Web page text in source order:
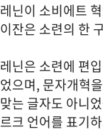
레닌이 소비에트
이잔은 소련의 한
레닌은 소련에 편
었으며, 문자개혁
맞는 글자도 아니
르크 언어를 표기